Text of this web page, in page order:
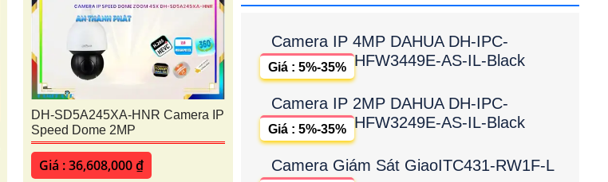
DH-SD5A245XA-HNR Camera IP
Speed Dome 2MP
Giá : 36,608,000 ₫
Camera IP 4MP DAHUA DH-IPC-
HFW3449E-AS-IL-Black
Giá : 5%-35%
Camera IP 2MP DAHUA DH-IPC-
HFW3249E-AS-IL-Black
Giá : 5%-35%
Camera Giám Sát GiaoITC431-RW1F-L